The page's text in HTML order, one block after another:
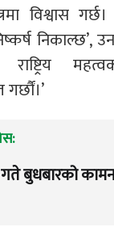
विश्वास
निकाल्छ’,
राष्ट्रिय
बुधबारको